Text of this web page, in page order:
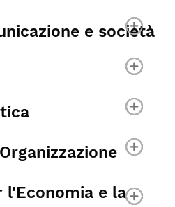
e società
l'Economia e la